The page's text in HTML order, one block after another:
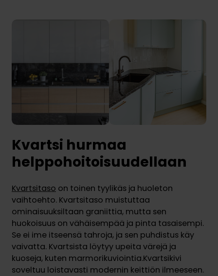
Kvartsi hurmaa
helppohoitoisuudellaan
Kvartsitaso on toinen tyylikäs ja huoleton
vaihtoehto. Kvartsitaso muistuttaa
ominaisuuksiltaan graniittia, mutta sen
huokoisuus on vähäisempää ja pinta tasaisempi.
Se ei ime itseensä tahroja, ja sen puhdistus käy
vaivatta. Kvartsista löytyy upeita värejä ja
kuoseja, kuten marmorikuviointia.Kvartsikivi
soveltuu loistavasti modernin keittiön ilmeeseen.